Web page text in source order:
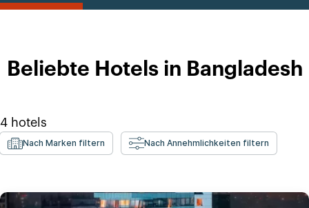
Beliebte Hotels in Bangladesh
4 hotels
Nach Marken filtern Nach Annehmlichkeiten filtern